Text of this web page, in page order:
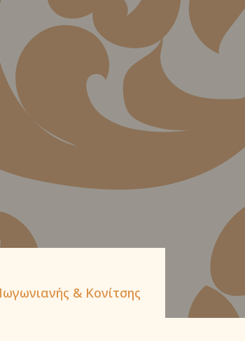
& Κονίτσης